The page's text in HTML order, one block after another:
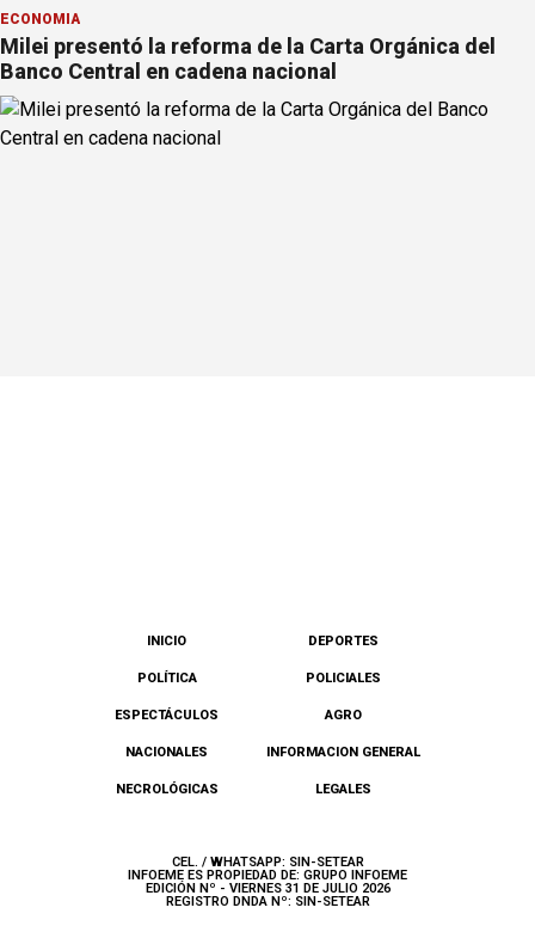
ECONOMÍA
Milei presentó la reforma de la Carta Orgánica del
Banco Central en cadena nacional
INICIO DEPORTES
POLÍTICA POLICIALES
ESPECTÁCULOS AGRO
NACIONALES INFORMACION GENERAL
NECROLÓGICAS LEGALES
CEL. / WHATSAPP: SIN-SETEAR
INFOEME ES PROPIEDAD DE: GRUPO INFOEME
EDICIÓN Nº - VIERNES 31 DE JULIO 2026
REGISTRO DNDA Nº: SIN-SETEAR